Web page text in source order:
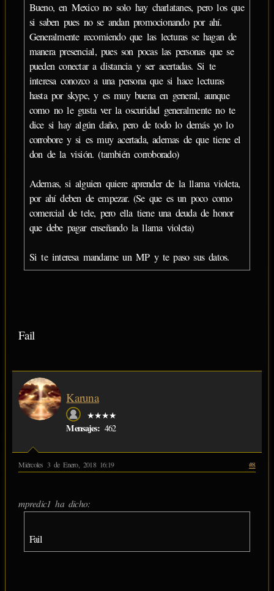
Bueno, en Mexico no solo hay charlatanes, pero los que
si saben pues no se andan promocionando por ahí.
Generalmente recomiendo que las lecturas se hagan de
manera presencial, pues son pocas las personas que se
pueden conectar a distancia y ser acertadas. Si te
interesa conozco a una persona que si hace lecturas
hasta por skype, y es muy buena en general, aunque
como no le gusta ver la oscuridad generalmente no te
dice si hay algún daño, pero de todo lo demás yo lo
corrobore y si es muy acertada, ademas de que tiene el
don de la visión. (también corroborado)
Ademas, si alguien quiere aprender de la llama violeta,
por ahí deben de empezar. (Se que es un poco como
comercial de tele, pero ella tiene una deuda de honor
que debe pagar enseñando la llama violeta)
Si te interesa mandame un MP y te paso sus datos.
Fail
Karuna
★★★★
Mensajes: 462
Miércoles 3 de Enero, 2018 16:19 #8
mpredic1 ha dicho:
Fail